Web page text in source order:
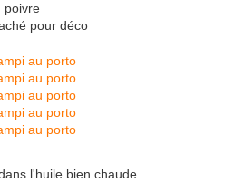
poivre
pour déco
l'huile bien chaude.